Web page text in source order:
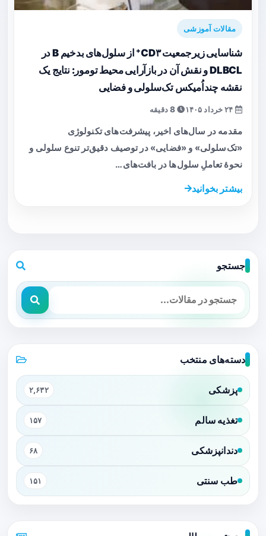
مقالات آموزشی
شناسایی زیرجمعیت CD۳⁺ از سلول‌های بدخیم B در
DLBCL و نقش آن در بازآرایی محیط تومور: نتایج یک
نقشه چنداُمیکس تک‌سلولی و فضایی
8 دقیقه
مقدمه در سال‌های اخیر، پیشرفت‌های تکنولوژی
«تک‌سلولی» و «فضایی» در توصیف دقیق‌تر تنوع سلولی و
نحوهٔ تعاملِ سلول‌ها در بافت‌های…
بیشتر بخوانید
جستجو
دسته‌های منتخب
پزشکی ۲,۶۳۲
تغذیه سالم ۱۵۷
دندانپزشکی ۶۸
طب سنتی ۱۵۱